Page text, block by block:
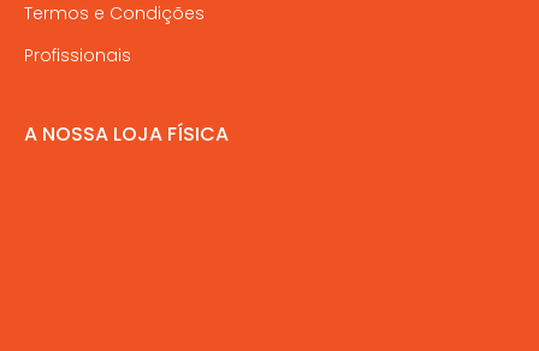
Termos e Condições
Profissionais
A NOSSA LOJA FÍSICA